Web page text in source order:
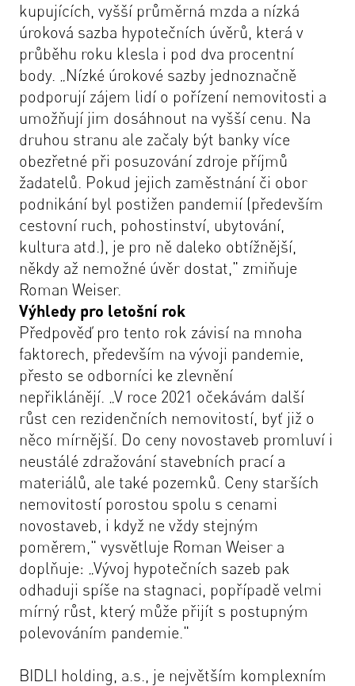
kupujících, vyšší průměrná mzda a nízká
úroková sazba hypotečních úvěrů, která v
průběhu roku klesla i pod dva procentní
body. „Nízké úrokové sazby jednoznačně
podporují zájem lidí o pořízení nemovitosti a
umožňují jim dosáhnout na vyšší cenu. Na
druhou stranu ale začaly být banky více
obezřetné při posuzování zdroje příjmů
žadatelů. Pokud jejich zaměstnání či obor
podnikání byl postižen pandemií (především
cestovní ruch, pohostinství, ubytování,
kultura atd.), je pro ně daleko obtížnější,
někdy až nemožné úvěr dostat," zmiňuje
Roman Weiser.
Výhledy pro letošní rok
Předpověď pro tento rok závisí na mnoha
faktorech, především na vývoji pandemie,
přesto se odborníci ke zlevnění
nepřiklánějí. „V roce 2021 očekávám další
růst cen rezidenčních nemovitostí, byť již o
něco mírnější. Do ceny novostaveb promluví i
neustálé zdražování stavebních prací a
materiálů, ale také pozemků. Ceny starších
nemovitostí porostou spolu s cenami
novostaveb, i když ne vždy stejným
poměrem," vysvětluje Roman Weiser a
doplňuje: „Vývoj hypotečních sazeb pak
odhaduji spíše na stagnaci, popřípadě velmi
mírný růst, který může přijít s postupným
polevováním pandemie."
BIDLI holding, a.s., je největším komplexním